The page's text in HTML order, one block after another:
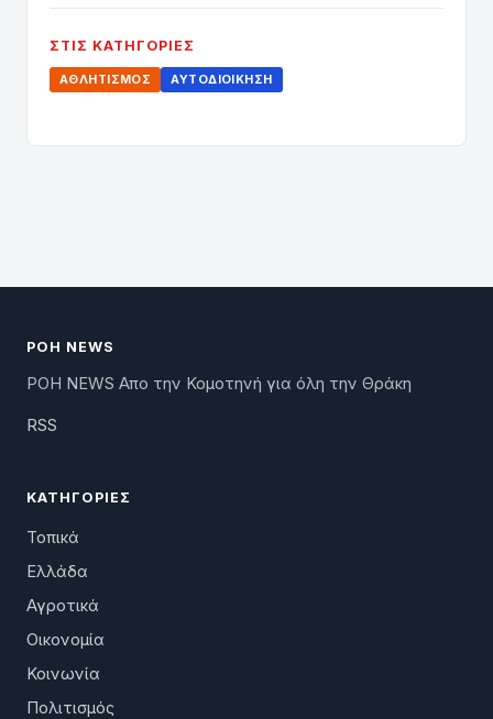
ΣΤΙΣ ΚΑΤΗΓΟΡΊΕΣ
ΑΘΛΗΤΙΣΜΌΣ ΑΥΤΟΔΙΟΊΚΗΣΗ
ΡΟΗ NEWS
ΡΟΗ NEWS Απο την Κομοτηνή για όλη την Θράκη
RSS
ΚΑΤΗΓΟΡΊΕΣ
Τοπικά
Ελλάδα
Αγροτικά
Οικονομία
Κοινωνία
Πολιτισμός